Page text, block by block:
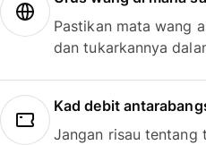
Pastikan mata wang
dan tukarkannya
Kad debit
Jangan risau